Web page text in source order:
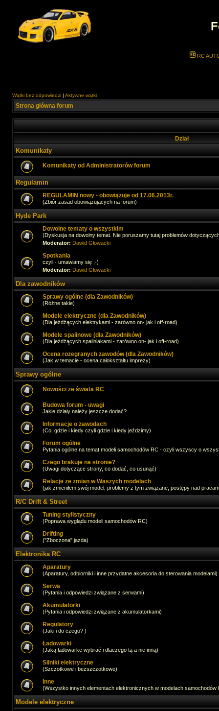
RC
Wątki bez odpowiedzi | Aktywne wątki
Strona główna forum
Dział
Komunikaty
Komunikaty od Administratorów forum
Regulamin
REGULAMIN nowy - obowiązuje od 17.06.2013r.
(Zbiór zasad obowiązujących na forum)
Hyde Park
Dowolne tematy o wszystkim
(Dyskusja na dowolny temat. Nie poruszamy tutaj problemów
Moderator: Dawid Głowacki
Spotkania
czyli - umawiamy się ;-)
Moderator: Dawid Głowacki
Dla zawodników
Sprawy ogólne (dla Zawodników)
(Różne takie)
Modele elektryczne (dla Zawodników)
(Dla jeżdżących elektrykami - zarówno on- jak i off-road)
Modele spalinowe (dla Zawodników)
(Dla jeżdżących spaliniakami - zarówno on- jak i off-road)
Ocena rozegranych zawodów (dla Zawodników)
(Jak w temacie - ocena całokształtu imprezy)
Sprawy ogólne
Nowości ze świata RC
Budowa forum - uwagi
Jakie działy należy jeszcze dodać?
Informacje o zawodach
(Co, gdzie i kiedy czyli gdzie i kiedy jeździmy)
Forum ogólne
Pytania ogólne na temat modeli samochodów RC - czyli wszyscy o
Czego brakuje na stronie?
(Uwagi dotyczące strony, co dodać, co usunąć)
Relacje ze zmian w Waszych modelach
(jak zmieniłem swój model, problemy z tym związane, postępy nad
R/C Drift & Street
Tuning stylistyczny
(Poprawa wyglądu modeli samochodów RC)
Drifting
("Zboczona" jazda)
Elektronika RC
Aparatury
(Aparatury, odbiorniki i inne przydatne akcesoria do sterowania modelami)
Serwa
(Pytania i odpowiedzi związane z serwami)
Akumulatorki
(Pytania i odpowiedzi związane z akumulatorkami)
Regulatory
(Jaki i do czego? )
Ładowarki
(Jaką ładowarke wybrać i dlaczego tą a nie inną)
Silniki elektryczne
(Szczotkowe i bezszczotkowe)
Inne
(Wszystko innych elementach elektronicznych w modelach samochodów
Modele elektryczne